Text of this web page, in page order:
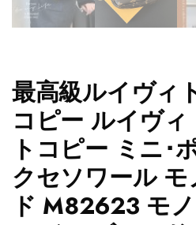
最高級ルイヴィ
コピー ルイヴ
トコピー ミニ･
クセソワール
ド M82623 モ